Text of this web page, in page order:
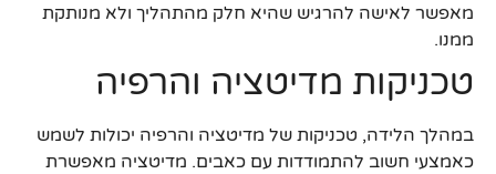
מאפשר לאישה להרגיש שהיא חלק מהתהליך ולא מנותקת
ממנו.
טכניקות מדיטציה והרפיה
במהלך הלידה, טכניקות של מדיטציה והרפיה יכולות לשמש
כאמצעי חשוב להתמודדות עם כאבים. מדיטציה מאפשרת